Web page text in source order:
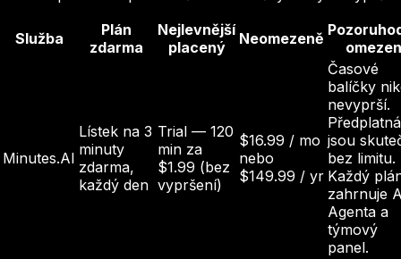
Služba
Plán
zdarma
Nejlevnější
placený
Neomezeně
Minutes.AI
Lístek na 3
minuty
zdarma,
každý den
Trial — 120
min za
$1.99 (bez
vypršení)
$16.99 / mo
nebo
$149.99 / yr
Časové
balíčky
nevyprší.
Předplatná
jsou
bez limitu.
Každý
zahrnuje
Agenta a
týmový
panel.